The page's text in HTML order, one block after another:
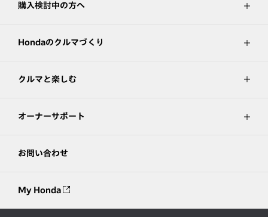
購入検討中の方へ
Hondaのクルマづくり
クルマと楽しむ
オーナーサポート
お問い合わせ
My Honda